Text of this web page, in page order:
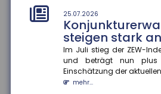
25.07.2026
steigen stark an
Im Juli stieg der ZEW-
und beträgt nun
Einschätzung der
mehr...
Plattformeinkünfte auf
mehr...
21.07.2026
kann